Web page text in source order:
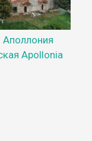
Аполлония
Apollonia